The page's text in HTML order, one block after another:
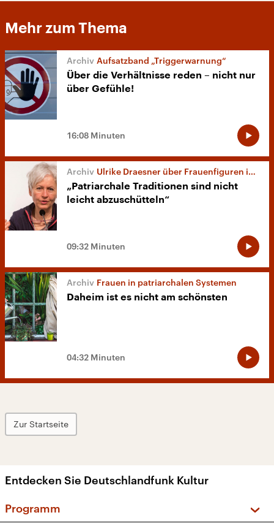
Mehr zum Thema
Aufsatzband „Triggerwarnung“
Über die Verhältnisse reden – nicht nur
über Gefühle!
16:08 Minuten
Ulrike Draesner über Frauenfiguren in der Literatur
„Patriarchale Traditionen sind nicht
leicht abzuschütteln“
09:32 Minuten
Frauen in patriarchalen Systemen
Daheim ist es nicht am schönsten
04:32 Minuten
Zur Startseite
Entdecken Sie Deutschlandfunk Kultur
Programm